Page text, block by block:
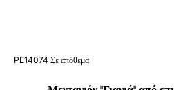
PE14074 Σε απόθεμα